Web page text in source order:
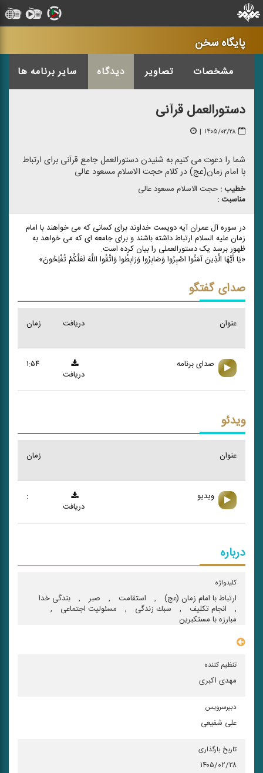
پایگاه سخن
مشخصات تصاویر دیدگاه سایر برنامه ها
دستورالعمل قرآنی
۱۴۰۵/۰۲/۲۸ |
شما را دعوت می کنیم به شنیدن دستورالعمل جامع قرآنی برای ارتباط
با امام زمان(عج) در کلام حجت الاسلام مسعود عالی
خطیب : حجت الاسلام مسعود عالی
مناسبت :
در سوره آل عمران آیه دویست خداوند برای کسانی که می خواهند با امام
زمان علیه السلام ارتباط داشته باشند و برای جامعه ای که می خواهد به
ظهور برسد یک دستورالعملی را بیان کرده است.
«یَا أَیُّهَا الَّذِینَ آمَنُوا اصْبِرُوا وَصَابِرُوا وَرَابِطُوا وَاتَّقُوا اللَّهَ لَعَلَّکُمْ تُفْلِحُونَ»
صدای گفتگو
عنوان زمان دریافت
صدای برنامه
۱:۵۴
دریافت
ویدئو
عنوان زمان
ویدیو
:
دریافت
درباره
کلیدواژه
ارتباط با امام زمان (عج) , استقامت , صبر ,
بندگی خدا
,
انجام تكلیف , سبك زندگی , مسئولیت اجتماعی
,
مبارزه با مستكبرین
تنظیم کننده
مهدی اکبری
دبیرسرویس
علی شفیعی
تاریخ بارگذاری
۱۴۰۵/۰۲/۲۸